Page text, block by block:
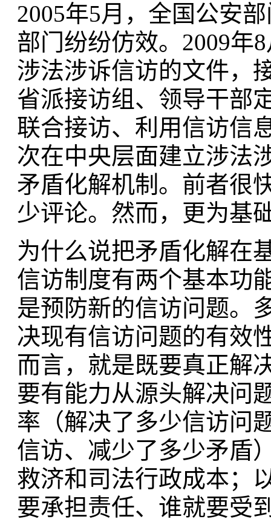
2005年5月，全国公安
部门纷纷仿效。2009年
涉法涉诉信访的文件，
省派接访组、领导干部
联合接访、利用信访信
次在中央层面建立涉法
矛盾化解机制。前者很
少评论。然而，更为基
为什么说把矛盾化解在
信访制度有两个基本功
是预防新的信访问题。
决现有信访问题的有效
而言，就是既要真正解
要有能力从源头解决问
率（解决了多少信访问
信访、减少了多少矛盾
救济和司法行政成本；
要承担责任、谁就要受